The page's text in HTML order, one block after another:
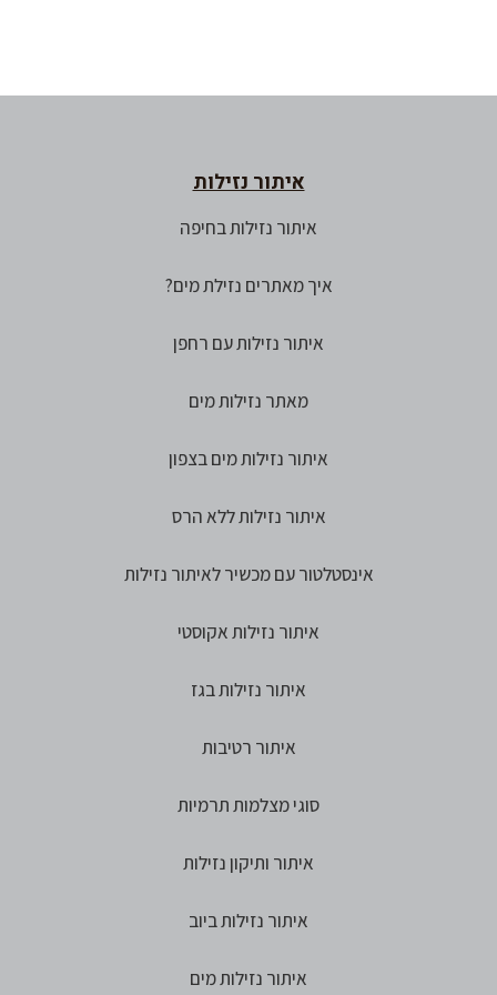
איתור נזילות
איתור נזילות בחיפה
איך מאתרים נזילת מים?
איתור נזילות עם רחפן
מאתר נזילות מים
איתור נזילות מים בצפון
איתור נזילות ללא הרס
אינסטלטור עם מכשיר לאיתור נזילות
איתור נזילות אקוסטי
איתור נזילות בגז
איתור רטיבות
סוגי מצלמות תרמיות
איתור ותיקון נזילות
איתור נזילות ביוב
איתור נזילות מים